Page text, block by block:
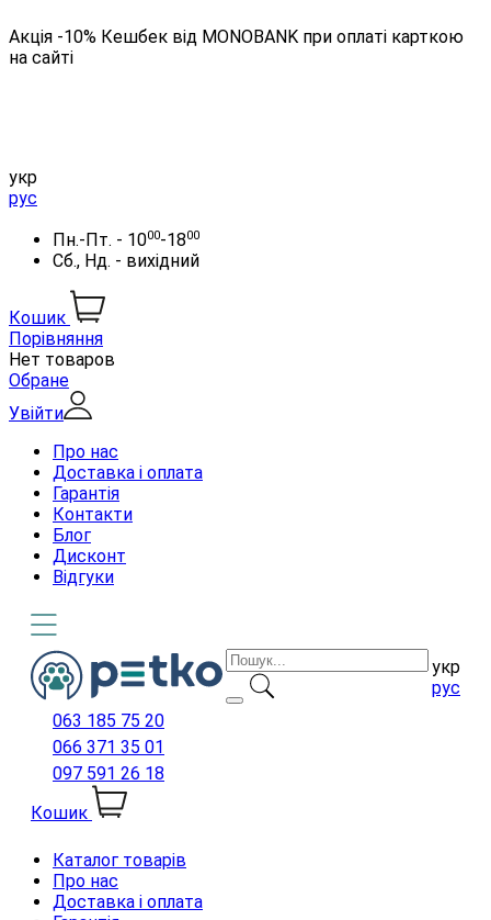
Акція -10% Кешбек від MONOBANK при оплаті карткою
на сайті
укр
рус
Пн.-Пт. - 1000-1800
Сб., Нд. - вихідний
Кошик
Порівняння
Нет товаров
Обране
Увійти
Про нас
Доставка і оплата
Гарантія
Контакти
Блог
Дисконт
Відгуки
укр
рус
063 185 75 20
066 371 35 01
097 591 26 18
Кошик
Каталог товарів
Про нас
Доставка і оплата